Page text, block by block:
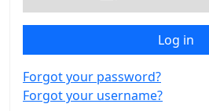
Log in
Forgot your password?
Forgot your username?